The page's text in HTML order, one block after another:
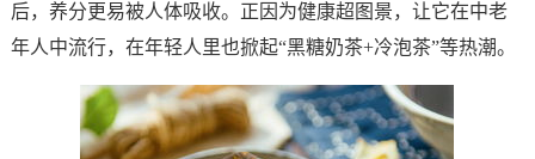
后，养分更易被人体吸收。正因为健康超图景，让它在中老
年人中流行，在年轻人里也掀起“黑糖奶茶+冷泡茶”等热潮。